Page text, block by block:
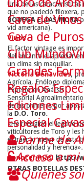
Una de las características
que no padeció filoxera,
BODEGA ELÍAS MORA
vid americana).
Vinos
El factor vintage es
del encanto el apreciar
un clima sin maquillar.
Victoria Benavides,
Agrícola, Enólogo
Experto en Análisis
Sensorial
de las primeras por
la D.O. Toro.
«He recogido el legado
viticultores de Toro y les
extraer lo mejor de esta
personalidad y herencia».
Conocer más: http://
OTRAS BOTELLAS
Cava de Vinos
Cava de Puros
Club
Grandes
Regalos
Ediciones
Especial
Darme de
Acceso a mi
Quiénes